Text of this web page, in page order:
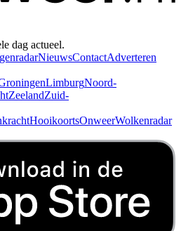
dag actueel.
NieuwsContactAdverteren
LimburgNoord-
ZeelandZuid-
HooikoortsOnweerWolkenradar